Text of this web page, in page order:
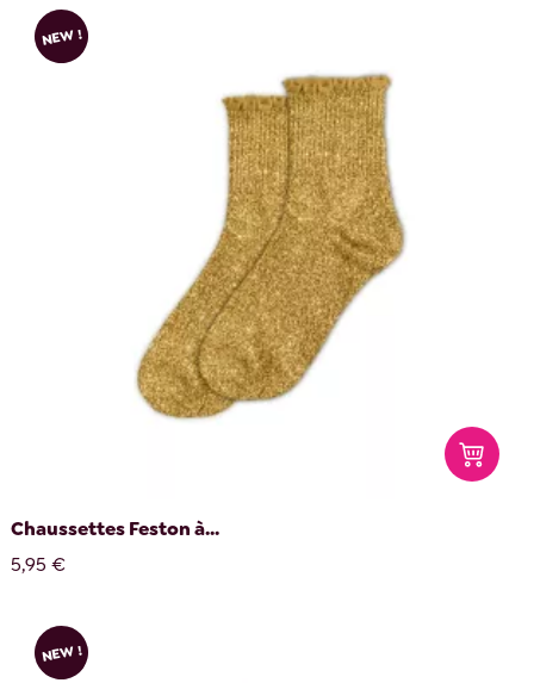
NEW !
Chaussettes Feston à...
5,95 €
NEW !